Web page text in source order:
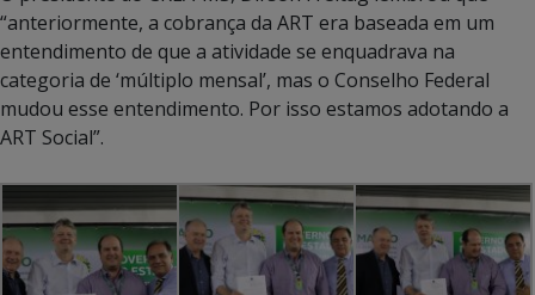
“anteriormente, a cobrança da ART era baseada em um
entendimento de que a atividade se enquadrava na
categoria de ‘múltiplo mensal’, mas o Conselho Federal
mudou esse entendimento. Por isso estamos adotando a
ART Social”.